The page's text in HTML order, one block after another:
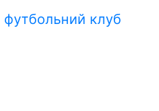
футбольний клуб